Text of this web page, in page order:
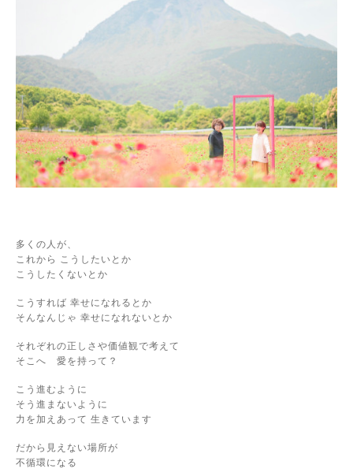
多くの人が、
これから こうしたいとか
こうしたくないとか
こうすれば 幸せになれるとか
そんなんじゃ 幸せになれないとか
それぞれの正しさや価値観で考えて
そこへ 愛を持って？
こう進むように
そう進まないように
力を加えあって 生きています
だから見えない場所が
不循環になる